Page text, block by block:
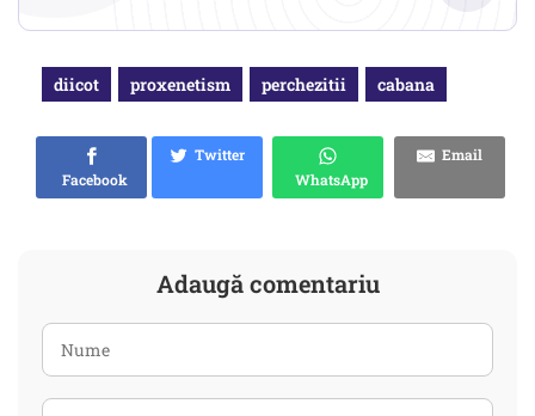
diicot proxenetism perchezitii cabana
Facebook
Twitter
WhatsApp
Email
Adaugă comentariu